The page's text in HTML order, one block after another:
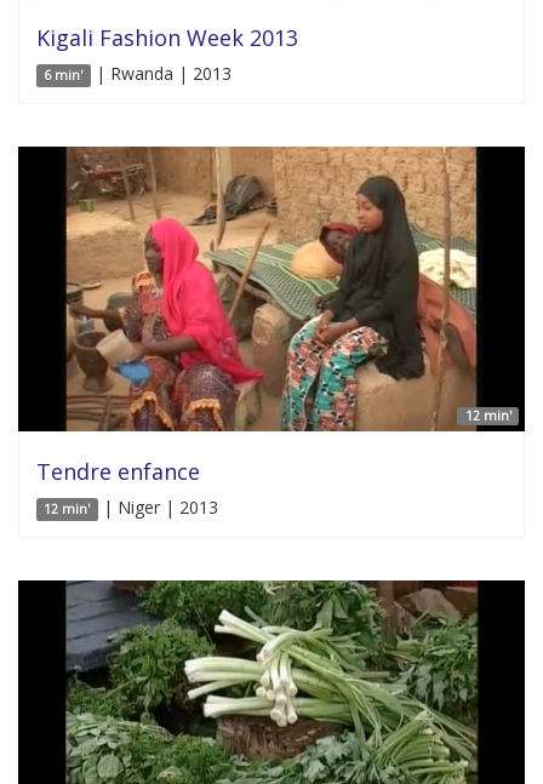
Kigali Fashion Week 2013
6 min' | Rwanda | 2013
12 min'
Tendre enfance
12 min' | Niger | 2013